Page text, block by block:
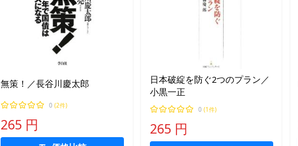
無策！／長谷川慶太郎
0 (2件)
265 円
日本破綻を防ぐ2つのプラン／
小黒一正
0 (1件)
265 円